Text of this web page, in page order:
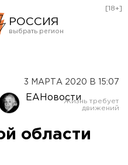
РОССИЯ
Оренбург
[18+]
3 МАРТА 2020 В 15:07
ЕАНовости
области